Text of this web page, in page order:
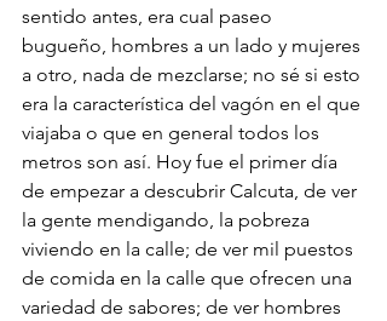
sentido antes, era cual paseo
bugueño, hombres a un lado y mujeres
a otro, nada de mezclarse; no sé si esto
era la característica del vagón en el que
viajaba o que en general todos los
metros son así. Hoy fue el primer día
de empezar a descubrir Calcuta, de ver
la gente mendigando, la pobreza
viviendo en la calle; de ver mil puestos
de comida en la calle que ofrecen una
variedad de sabores; de ver hombres